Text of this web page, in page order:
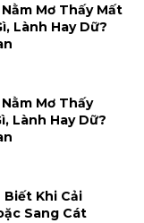
Mơ Thấy Mất
Lành Hay Dữ?
Mơ Thấy
Lành Hay Dữ?
Khi Cải
Sang Cát